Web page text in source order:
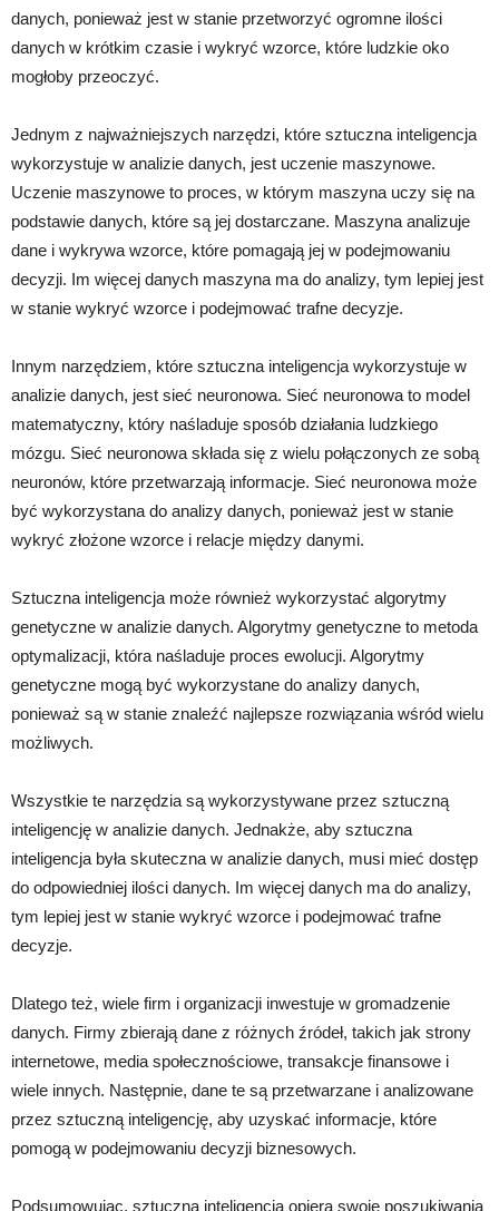
danych, ponieważ jest w stanie przetworzyć ogromne ilości
danych w krótkim czasie i wykryć wzorce, które ludzkie oko
mogłoby przeoczyć.
Jednym z najważniejszych narzędzi, które sztuczna inteligencja
wykorzystuje w analizie danych, jest uczenie maszynowe.
Uczenie maszynowe to proces, w którym maszyna uczy się na
podstawie danych, które są jej dostarczane. Maszyna analizuje
dane i wykrywa wzorce, które pomagają jej w podejmowaniu
decyzji. Im więcej danych maszyna ma do analizy, tym lepiej jest
w stanie wykryć wzorce i podejmować trafne decyzje.
Innym narzędziem, które sztuczna inteligencja wykorzystuje w
analizie danych, jest sieć neuronowa. Sieć neuronowa to model
matematyczny, który naśladuje sposób działania ludzkiego
mózgu. Sieć neuronowa składa się z wielu połączonych ze sobą
neuronów, które przetwarzają informacje. Sieć neuronowa może
być wykorzystana do analizy danych, ponieważ jest w stanie
wykryć złożone wzorce i relacje między danymi.
Sztuczna inteligencja może również wykorzystać algorytmy
genetyczne w analizie danych. Algorytmy genetyczne to metoda
optymalizacji, która naśladuje proces ewolucji. Algorytmy
genetyczne mogą być wykorzystane do analizy danych,
ponieważ są w stanie znaleźć najlepsze rozwiązania wśród wielu
możliwych.
Wszystkie te narzędzia są wykorzystywane przez sztuczną
inteligencję w analizie danych. Jednakże, aby sztuczna
inteligencja była skuteczna w analizie danych, musi mieć dostęp
do odpowiedniej ilości danych. Im więcej danych ma do analizy,
tym lepiej jest w stanie wykryć wzorce i podejmować trafne
decyzje.
Dlatego też, wiele firm i organizacji inwestuje w gromadzenie
danych. Firmy zbierają dane z różnych źródeł, takich jak strony
internetowe, media społecznościowe, transakcje finansowe i
wiele innych. Następnie, dane te są przetwarzane i analizowane
przez sztuczną inteligencję, aby uzyskać informacje, które
pomogą w podejmowaniu decyzji biznesowych.
Podsumowując, sztuczna inteligencja opiera swoje poszukiwania